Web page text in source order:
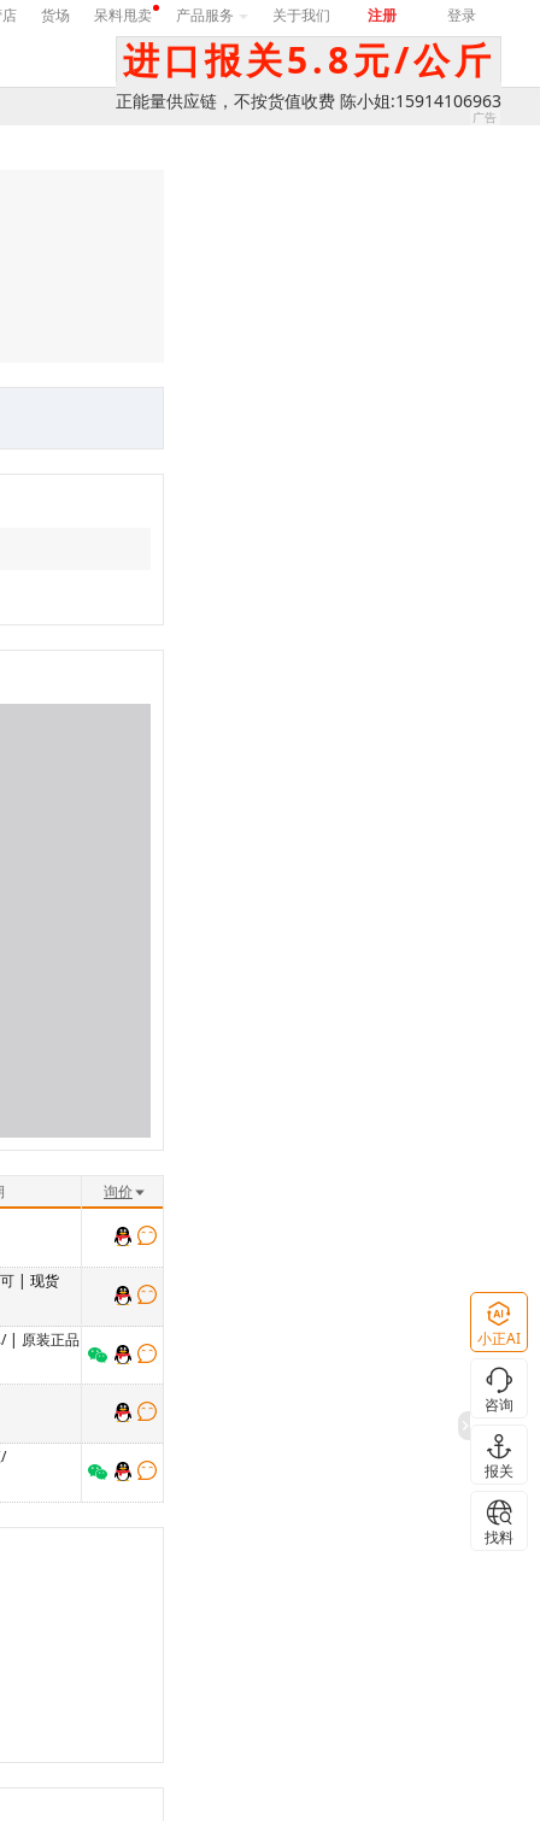
货场 呆料甩卖 产品服务 关于我们 注册 登录
进口报关5.8元/公斤
正能量供应链，不按货值收费 陈小姐:15914106963
询价
| 现货
/ | 原装正品 小正AI
咨询
报关
找料